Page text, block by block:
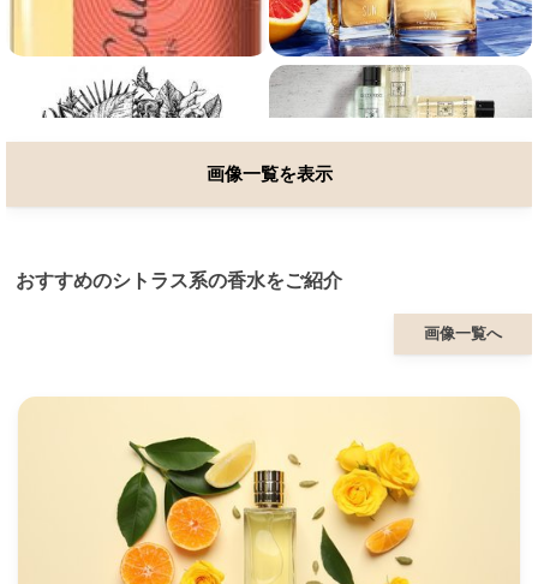
画像一覧を表示
おすすめのシトラス系の香水をご紹介
画像一覧へ